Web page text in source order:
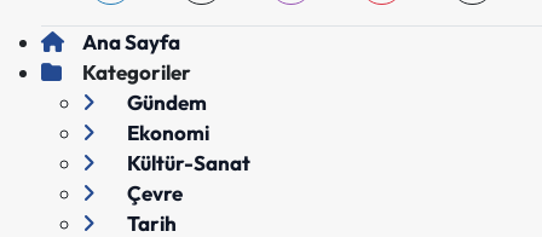
Ana Sayfa
Kategoriler
Gündem
Ekonomi
Kültür-Sanat
Çevre
Tarih